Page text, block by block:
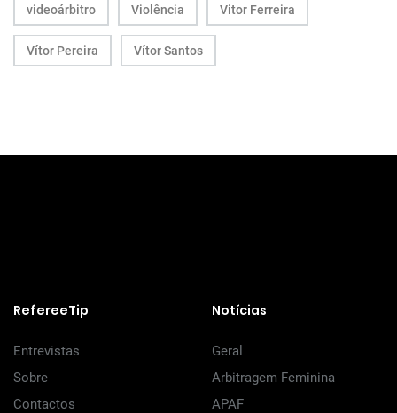
videoárbitro Violência Vitor Ferreira
Vítor Pereira Vítor Santos
RefereeTip
Entrevistas
Sobre
Contactos
Notícias
Geral
Arbitragem Feminina
APAF